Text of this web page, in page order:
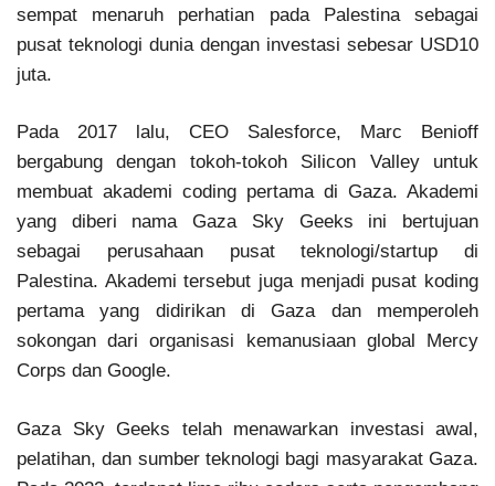
sempat menaruh perhatian pada Palestina sebagai
pusat teknologi dunia dengan investasi sebesar USD10
juta.
Pada 2017 lalu, CEO Salesforce, Marc Benioff
bergabung dengan tokoh-tokoh Silicon Valley untuk
membuat akademi coding pertama di Gaza. Akademi
yang diberi nama Gaza Sky Geeks ini bertujuan
sebagai perusahaan pusat teknologi/startup di
Palestina. Akademi tersebut juga menjadi pusat koding
pertama yang didirikan di Gaza dan memperoleh
sokongan dari organisasi kemanusiaan global Mercy
Corps dan Google.
Gaza Sky Geeks telah menawarkan investasi awal,
pelatihan, dan sumber teknologi bagi masyarakat Gaza.